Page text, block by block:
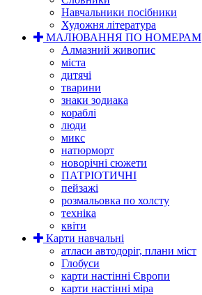
Навчальники посібники
Художня література
МАЛЮВАННЯ ПО НОМЕРАМ
Алмазний живопис
міста
дитячі
тварини
знаки зодиака
кораблі
люди
микс
натюрморт
новорічні сюжети
ПАТРІОТИЧНІ
пейзажі
розмальовка по холсту
техніка
квіти
Карти навчальні
атласи автодоріг, плани міст
Глобуси
карти настінні Європи
карти настінні міра